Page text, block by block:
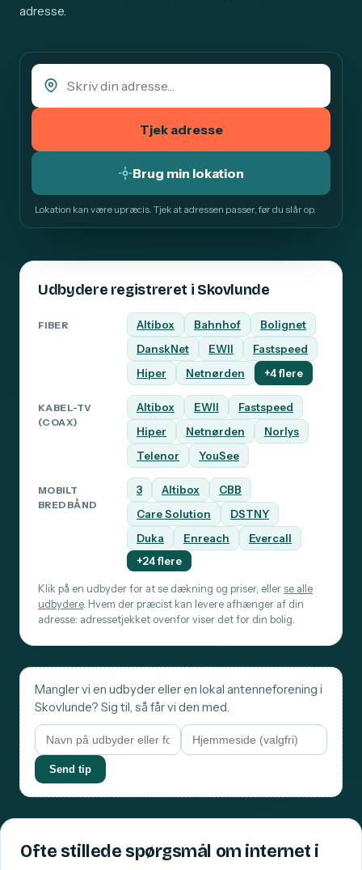
adresse.
Tjek adresse
Brug min lokation
Lokation kan være upræcis. Tjek at adressen passer, før du slår op.
Udbydere registreret i Skovlunde
FIBER Altibox Bahnhof
Bolignet
DanskNet
EWII
Fastspeed
Hiper
Netnørden +4 flere
KABEL-TV
(COAX)
Altibox EWII
Fastspeed
Hiper
Netnørden
Norlys
Telenor
YouSee
MOBILT
BREDBÅND
3 Altibox
CBB
Care Solution
DSTNY
Duka
Enreach
Evercall
+24 flere
Klik på en udbyder for at se dækning og priser, eller se alle
udbydere. Hvem der præcist kan levere afhænger af din
adresse: adressetjekket ovenfor viser det for din bolig.
Mangler vi en udbyder eller en lokal antenneforening i
Skovlunde? Sig til, så får vi den med.
Send tip
Ofte stillede spørgsmål om internet i